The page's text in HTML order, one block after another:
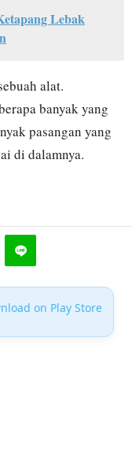
Lebak
alat.
banyak yang
pasangan yang
di dalamnya.